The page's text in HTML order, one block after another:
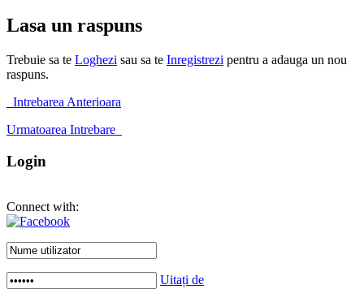
Lasa un raspuns
Trebuie sa te Loghezi sau sa te Inregistrezi pentru a adauga un nou
raspuns.
Intrebarea Anterioara
Urmatoarea Intrebare
Login
Connect with:
Uitați de